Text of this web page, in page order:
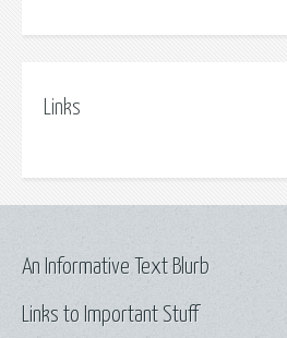
Links
Links to Important Stuff
An Informative Text Blurb